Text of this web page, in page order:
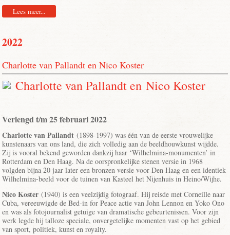
Lees meer...
2022
Charlotte van Pallandt en Nico Koster
Charlotte van Pallandt en Nico Koster
Verlengd t/m 25 februari 2022
Charlotte van Pallandt (1898-1997) was één van de eerste vrouwelijke
kunstenaars van ons land, die zich volledig aan de beeldhouwkunst wijdde.
Zij is vooral bekend geworden dankzij haar ‘Wilhelmina-monumenten’ in
Rotterdam en Den Haag. Na de oorspronkelijke stenen versie in 1968
volgden bijna 20 jaar later een bronzen versie voor Den Haag en een identiek
Wilhelmina-beeld voor de tuinen van Kasteel het Nijenhuis in Heino/Wijhe.
Nico Koster (1940) is een veelzijdig fotograaf. Hij reisde met Corneille naar
Cuba, vereeuwigde de Bed-in for Peace actie van John Lennon en Yoko Ono
en was als fotojournalist getuige van dramatische gebeurtenissen. Voor zijn
werk legde hij talloze speciale, onvergetelijke momenten vast op het gebied
van sport, politiek, kunst en royalty.